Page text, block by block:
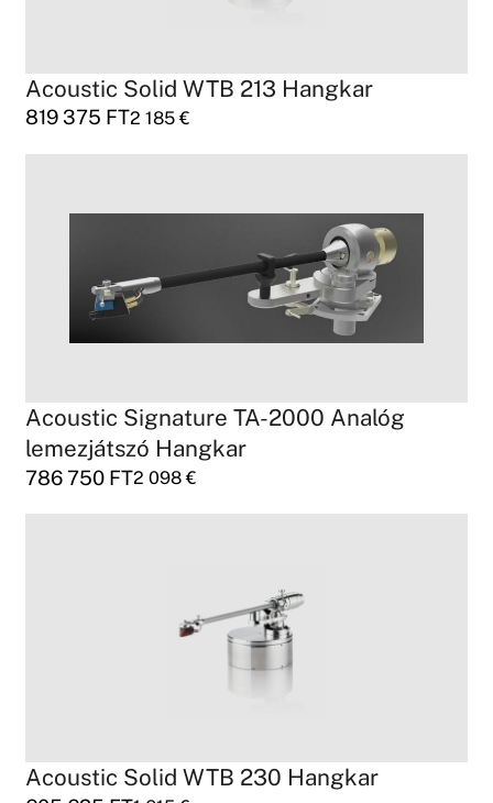
Acoustic Solid WTB 213 Hangkar
819 375 FT2 185€
Acoustic Signature TA-2000 Analóg
lemezjátszó Hangkar
786 750 FT2 098€
Acoustic Solid WTB 230 Hangkar